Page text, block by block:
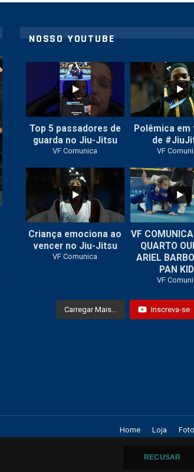
RECUSAR
NOSSO YOUTUBE
1
Top 5 passadores de
guarda no Jiu-Jitsu
VF Comunica
47 1
Polêmica
de
VF
Criança emociona ao
vencer no Jiu-Jitsu
VF Comunica 7 0
VF
QUARTO
ARIEL
PAN
VF
Carregar Mais... Inscreva-se
Home Loja